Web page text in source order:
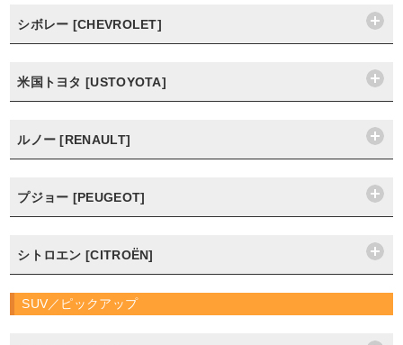
シボレー [CHEVROLET]
米国トヨタ [USTOYOTA]
ルノー [RENAULT]
プジョー [PEUGEOT]
シトロエン [CITROËN]
SUV／ピックアップ